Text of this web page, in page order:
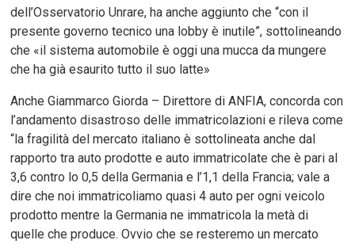
dell’Osservatorio Unrare, ha anche aggiunto che “con il
presente governo tecnico una lobby è inutile”, sottolineando
che «il sistema automobile è oggi una mucca da mungere
che ha già esaurito tutto il suo latte»
Anche Giammarco Giorda – Direttore di ANFIA, concorda con
l’andamento disastroso delle immatricolazioni e rileva come
“la fragilità del mercato italiano è sottolineata anche dal
rapporto tra auto prodotte e auto immatricolate che è pari al
3,6 contro lo 0,5 della Germania e l’1,1 della Francia; vale a
dire che noi immatricoliamo quasi 4 auto per ogni veicolo
prodotto mentre la Germania ne immatricola la metà di
quelle che produce. Ovvio che se resteremo un mercato